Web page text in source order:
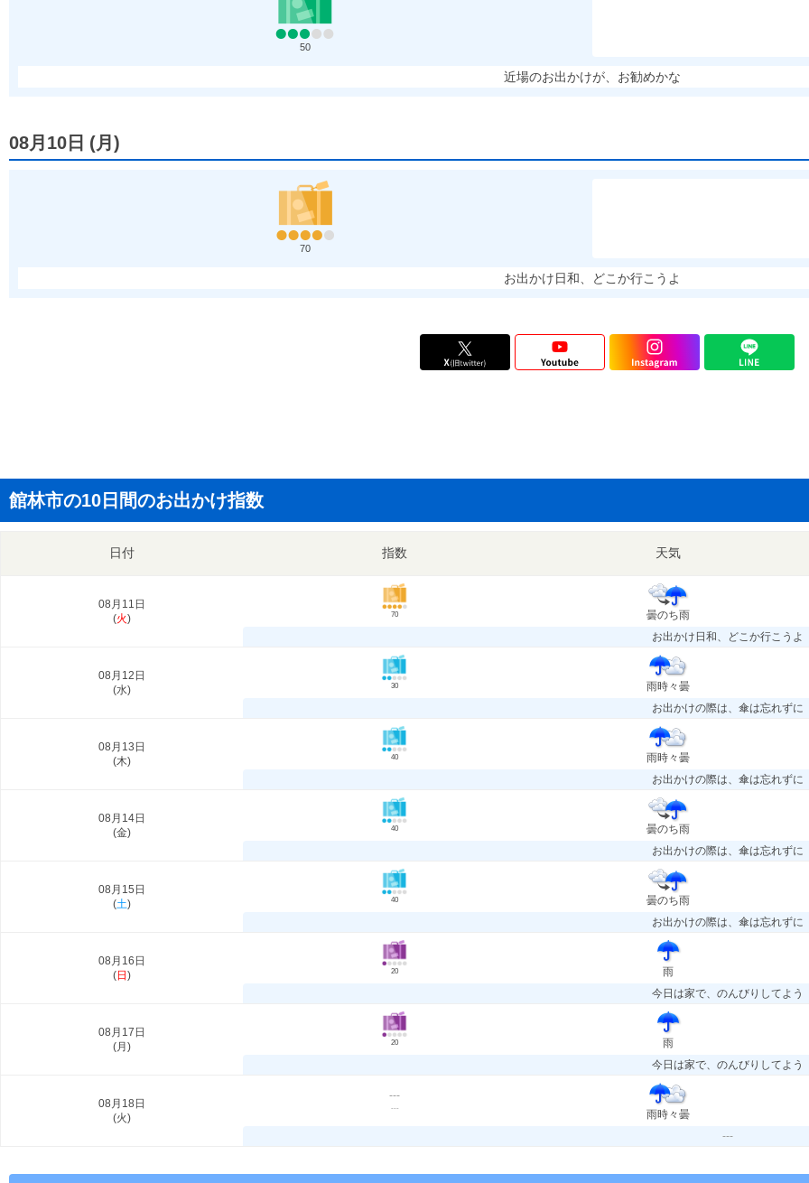
50
近場のお出かけが、お勧めかな
08月10日 (月 )
70
お出かけ日和、どこか行こうよ
館林市の10日間のお出かけ指数
日付 指数 天気
08月11日
(火) 70
曇のち雨
お出かけ日和、どこか行こうよ
08月12日
(水) 30
雨時々曇
お出かけの際は、傘は忘れずに
08月13日
(木) 40
雨時々曇
お出かけの際は、傘は忘れずに
08月14日
(金) 40
曇のち雨
お出かけの際は、傘は忘れずに
08月15日
(土) 40
曇のち雨
お出かけの際は、傘は忘れずに
08月16日
(日 ) 20
雨
今日は家で、のんびりしてよう
08月17日
(月 ) 20
雨
今日は家で、のんびりしてよう
08月18日
(火)
---
---
雨時々曇
---